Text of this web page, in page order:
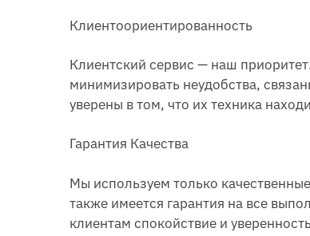
Клиентоориентированность
Клиентский сервис — наш
минимизировать неудобства,
уверены в том, что их техника
Гарантия Качества
Мы используем только
также имеется гарантия на все
клиентам спокойствие и